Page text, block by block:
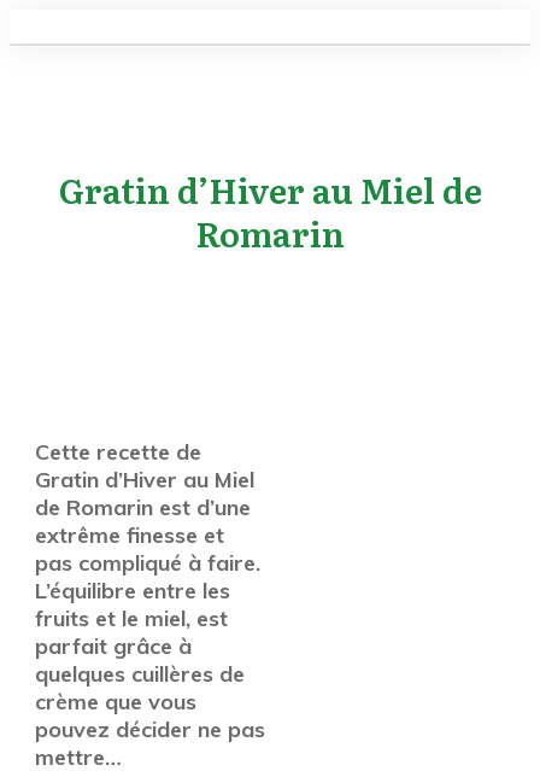
Gratin d’Hiver au Miel de
Romarin
Cette recette de
Gratin d’Hiver au Miel
de Romarin est d’une
extrême finesse et
pas compliqué à faire.
L’équilibre entre les
fruits et le miel, est
parfait grâce à
quelques cuillères de
crème que vous
pouvez décider ne pas
mettre…